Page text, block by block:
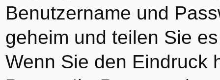
Benutzername und
geheim und teilen Sie
Wenn Sie den Eindruck